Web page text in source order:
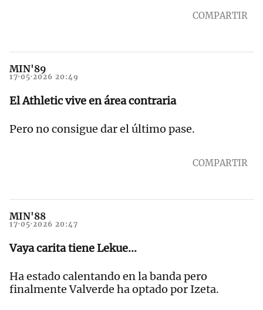
COMPARTIR
MIN'89
17·05·2026 20:49
El Athletic vive en área contraria
Pero no consigue dar el último pase.
COMPARTIR
MIN'88
17·05·2026 20:47
Vaya carita tiene Lekue...
Ha estado calentando en la banda pero
finalmente Valverde ha optado por Izeta.